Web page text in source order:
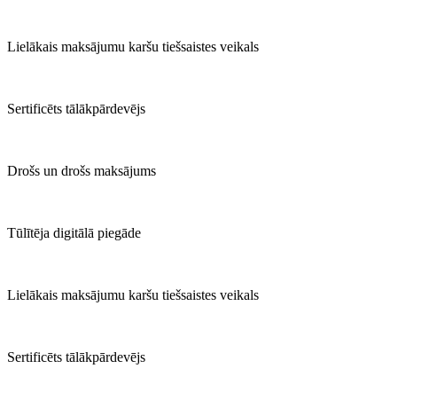
Lielākais maksājumu karšu tiešsaistes veikals
Sertificēts tālākpārdevējs
Drošs un drošs maksājums
Tūlītēja digitālā piegāde
Lielākais maksājumu karšu tiešsaistes veikals
Sertificēts tālākpārdevējs